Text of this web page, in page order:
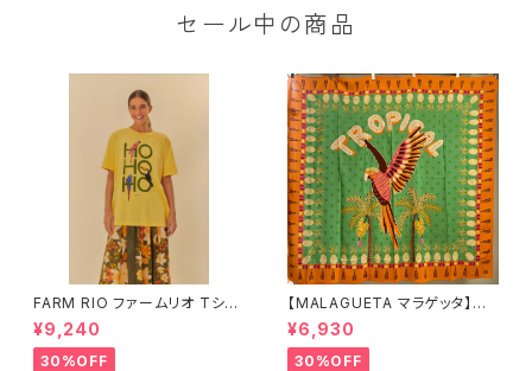
セール中の商品
FARM RIO ファームリオ Tシャ
ツ HOHOHO
¥9,240
30%OFF
【MALAGUETA マラゲッタ】カ
ンガ TROPICAL
¥6,930
30%OFF